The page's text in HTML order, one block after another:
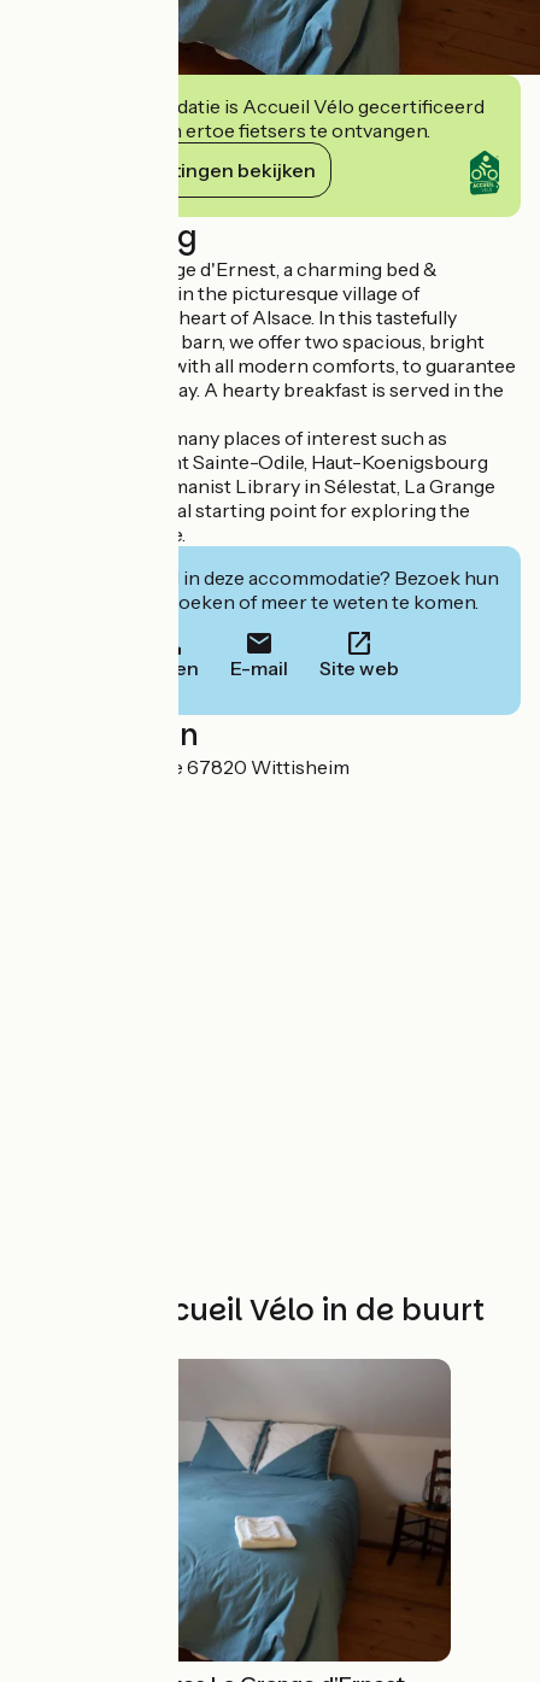
Deze accommodatie is Accueil Vélo gecertificeerd
en verbindt zich ertoe fietsers te ontvangen.
Haar verplichtingen bekijken
Beschrijving
Discover La Grange d'Ernest, a charming bed &
breakfast nestled in the picturesque village of
Wittisheim, in the heart of Alsace. In this tastefully
renovated former barn, we offer two spacious, bright
rooms, equipped with all modern comforts, to guarantee
a most pleasant stay. A hearty breakfast is served in the
Situated close to many places of interest such as
Europa-Park, Mont Sainte-Odile, Haut-Koenigsbourg
castle and the Humanist Library in Sélestat, La Grange
d'Ernest is the ideal starting point for exploring the
wonders of Alsace.
Geïnteresseerd in deze accommodatie? Bezoek hun
website om te boeken of meer te weten te komen.
Bellen E-mail Site web
Localisation
6 rue du Cimetière 67820 Wittisheim
Andere Accueil Vélo in de buurt